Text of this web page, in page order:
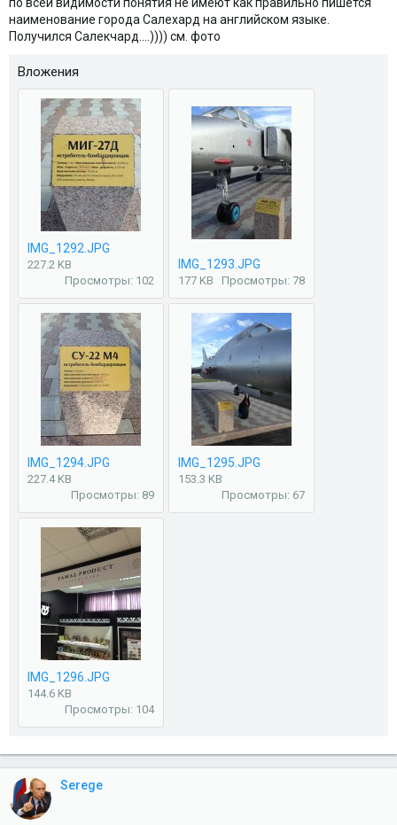
наименование города Салехард на английском языке.
Получился Салекчард....)))) см. фото
Вложения
IMG_1292.JPG
227.2 KB
Просмотры: 102
IMG_1293.JPG
177 KB Просмотры: 78
IMG_1294.JPG
227.4 KB
Просмотры: 89
IMG_1295.JPG
153.3 KB
Просмотры: 67
IMG_1296.JPG
144.6 KB
Просмотры: 104
Serege